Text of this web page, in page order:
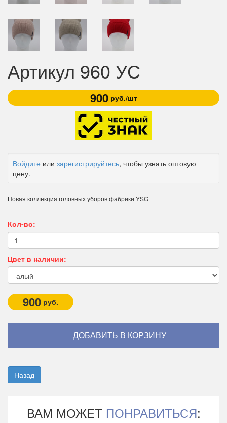
Артикул 960 УС
900руб./шт
Войдите или зарегистрируйтесь, чтобы узнать оптовую
цену.
Новая коллекция головных уборов фабрики YSG
Кол-во:
Цвет в наличии:
900 руб.
Назад
ВАМ МОЖЕТ ПОНРАВИТЬСЯ: